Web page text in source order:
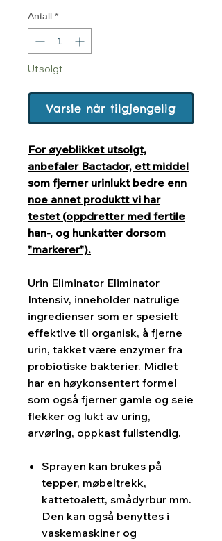
Antall *
Utsolgt
Varsle når tilgjengelig
For øyeblikket utsolgt,
anbefaler Bactador, ett middel
som fjerner urinlukt bedre enn
noe annet produktt vi har
testet (oppdretter med fertile
han-, og hunkatter dorsom
"markerer").
Urin Eliminator Eliminator
Intensiv, inneholder natrulige
ingredienser som er spesielt
effektive til organisk, å fjerne
urin, takket være enzymer fra
probiotiske bakterier. Midlet
har en høykonsentert formel
som også fjerner gamle og seie
flekker og lukt av uring,
arvøring, oppkast fullstendig.
Sprayen kan brukes på
tepper, møbeltrekk,
kattetoalett, smådyrbur mm.
Den kan også benyttes i
vaskemaskiner og